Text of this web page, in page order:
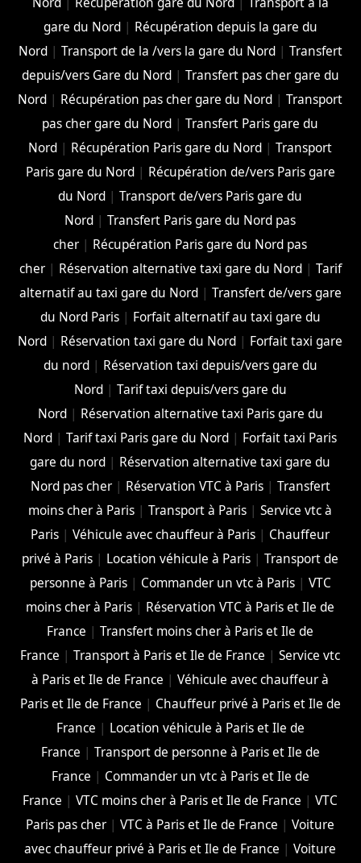
gare du Nord| Récupération depuis la gare du
Nord| Transport de la /vers la gare du Nord| Transfert
depuis/vers Gare du Nord| Transfert pas cher gare du
Nord | Récupération pas cher gare du Nord |Transport
pas cher gare du Nord |Transfert Paris gare du
Nord | Récupération Paris gare du Nord |Transport
Paris gare du Nord| Récupération de/vers Paris gare
du Nord |Transport de/vers Paris gare du
Nord |Transfert Paris gare du Nord pas
cher | Récupération Paris gare du Nord pas
cher| Réservation alternative taxi gare du Nord| Tarif
alternatif au taxi gare du Nord| Transfert de/vers gare
du Nord Paris| Forfait alternatif au taxi gare du
Nord | Réservation taxi gare du Nord | Forfait taxi gare
du nord| Réservation taxi depuis/vers gare du
Nord| Tarif taxi depuis/vers gare du
Nord| Réservation alternative taxi Paris gare du
Nord |Tarif taxi Paris gare du Nord | Forfait taxi Paris
gare du nord | Réservation alternative taxi gare du
Nord pas cher| Réservation VTC à Paris| Transfert
moins cher à Paris |Transport à Paris |Service vtc à
Paris |Véhicule avec chauffeur à Paris | Chauffeur
privé à Paris | Location véhicule à Paris |Transport de
personne à Paris| Commander un vtc à Paris| VTC
moins cher à Paris | Réservation VTC à Paris et Ile de
France |Transfert moins cher à Paris et Ile de
France |Transport à Paris et Ile de France |Service vtc
à Paris et Ile de France |Véhicule avec chauffeur à
Paris et Ile de France | Chauffeur privé à Paris et Ile de
France | Location véhicule à Paris et Ile de
France | Transport de personne à Paris et Ile de
France | Commander un vtc à Paris et Ile de
France |VTC moins cher à Paris et Ile de France |VTC
Paris pas cher |VTC à Paris et Ile de France |Voiture
avec chauffeur privé à Paris et Ile de France |Voiture